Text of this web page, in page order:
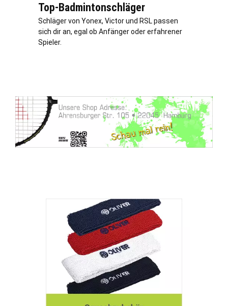
Top-Badmintonschläger
Schläger von Yonex, Victor und RSL passen
sich dir an, egal ob Anfänger oder erfahrener
Spieler.